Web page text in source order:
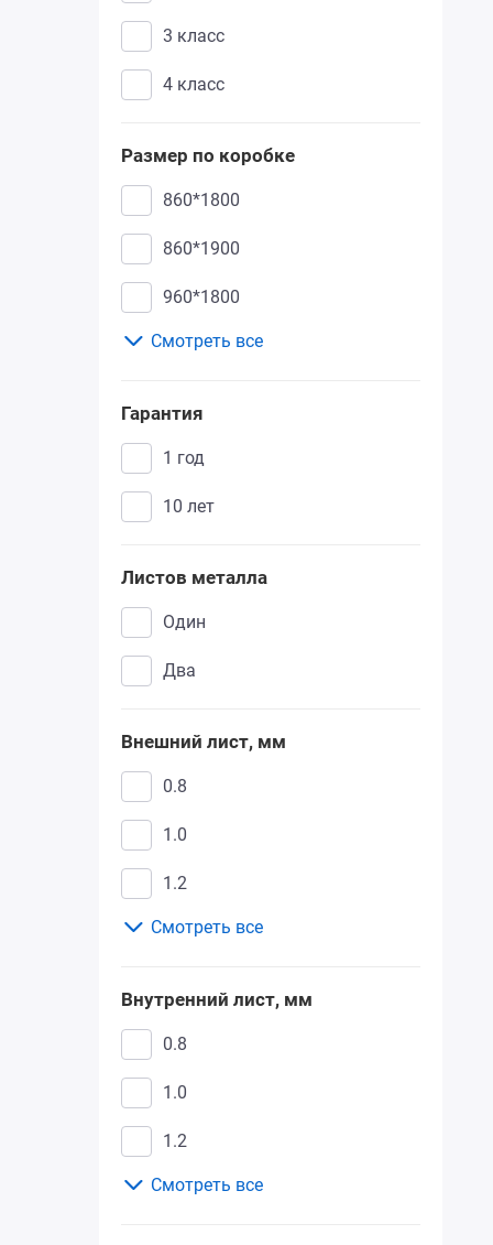
3 класс
4 класс
Размер по коробке
860*1800
860*1900
960*1800
960*1900
960*2050
980*2050
980*2080
990*2100
1050*2080
960*2300
1200*2050
1300*2050
Смотреть все
Гарантия
1 год
10 лет
Листов металла
один
два
Внешний лист, мм
0.8
1.0
1.2
1.4
Смотреть все
Внутренний лист, мм
0.8
1.0
1.2
1.5
Смотреть все